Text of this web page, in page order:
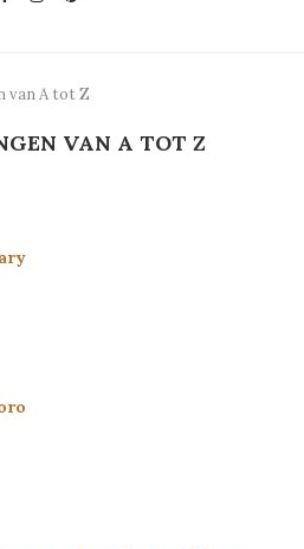
van A tot Z
VAN A TOT Z